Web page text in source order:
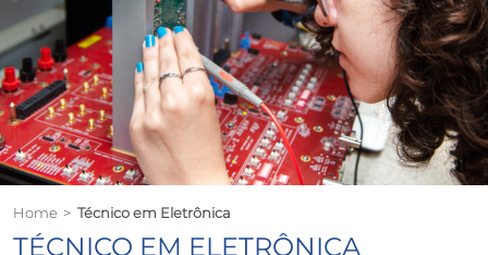
Home > Técnico em Eletrônica
TÉCNICO EM ELETRÔNICA